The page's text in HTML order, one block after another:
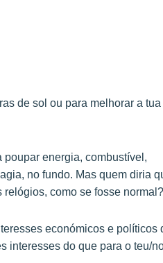
de sol ou para melhorar a
poupar energia, combustível,
no fundo. Mas quem diria
como se fosse normal?
económicos e políticos
interesses do que para o teu/